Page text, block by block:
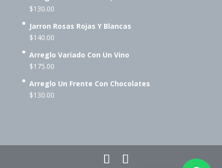
$130.00
Jarron Rosas Rojas Y Blancas
$140.00
Arreglo Variado Con Un Vino
$175.00
Arreglo Un Frente Con Chocolates
$130.00